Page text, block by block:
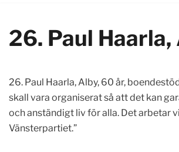
26. Paul Haarla,
26. Paul Haarla, Alby, 60 år,
skall vara organiserat så att det kan
och anständigt liv för alla. Det arbetar
Vänsterpartiet.”